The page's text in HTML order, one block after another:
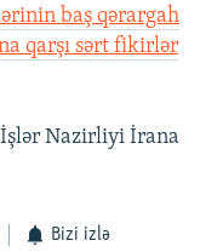
baş qərargah
qarşı sərt fikirlər
Nazirliyi İrana
Bizi izlə